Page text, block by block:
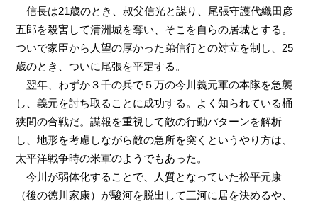
信長は21歳のとき、叔父信光と謀り、尾張守護代織田彦
五郎を殺害して清洲城を奪い、そこを自らの居城とする。
ついで家臣から人望の厚かった弟信行との対立を制し、25
歳のとき、ついに尾張を平定する。
翌年、わずか３千の兵で５万の今川義元軍の本隊を急襲
し、義元を討ち取ることに成功する。よく知られている桶
狭間の合戦だ。諜報を重視して敵の行動パターンを解析
し、地形を考慮しながら敵の急所を突くというやり方は、
太平洋戦争時の米軍のようでもあった。
今川が弱体化することで、人質となっていた松平元康
（後の徳川家康）が駿河を脱出して三河に居を決めるや、